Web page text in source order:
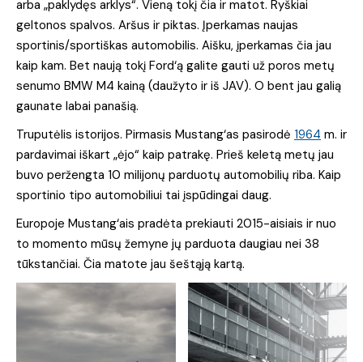
arba „paklydęs arklys“. Vieną tokį čia ir matot. Ryškiai
geltonos spalvos. Aršus ir piktas. Įperkamas naujas
sportinis/sportiškas automobilis. Aišku, įperkamas čia jau
kaip kam. Bet naują tokį Ford‘ą galite gauti už poros metų
senumo BMW M4 kainą (daužyto ir iš JAV). O bent jau galią
gaunate labai panašią.
Truputėlis istorijos. Pirmasis Mustang‘as pasirodė 1964 m. ir
pardavimai iškart „ėjo“ kaip patrakę. Prieš keletą metų jau
buvo peržengta 10 milijonų parduotų automobilių riba. Kaip
sportinio tipo automobiliui tai įspūdingai daug.
Europoje Mustang‘ais pradėta prekiauti 2015-aisiais ir nuo
to momento mūsų žemyne jų parduota daugiau nei 38
tūkstančiai. Čia matote jau šeštąją kartą.